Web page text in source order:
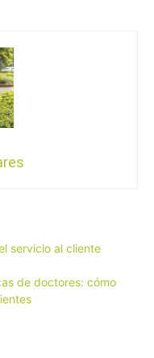
servicio al cliente
de doctores: cómo